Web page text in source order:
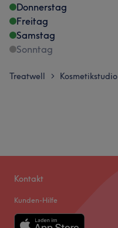
Donnerstag
Freitag
Samstag
Sonntag
Treatwell > Kosmetikstudio
Kontakt
Kunden-Hilfe